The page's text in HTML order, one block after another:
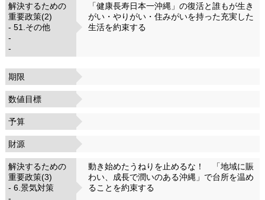
解決するための
重要政策(2)
- 51.その他
-
-
「健康長寿日本一沖縄」の復活と誰もが生き
がい・やりがい・住みがいを持った充実した
生活を約束する
期限
数値目標
予算
財源
解決するための
重要政策(3)
- 6.景気対策
-
動き始めたうねりを止めるな！ 「地域に賑
わい、成長で潤いのある沖縄」で台所を温め
ることを約束する